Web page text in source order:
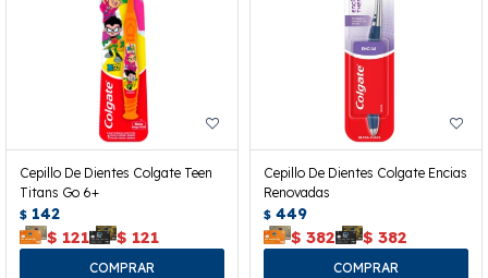
Cepillo De Dientes Colgate Teen
Titans Go 6+
$ 142
$ 121 $ 121
Cepillo De Dientes Colgate Encias
Renovadas
$ 449
$ 382 $ 382